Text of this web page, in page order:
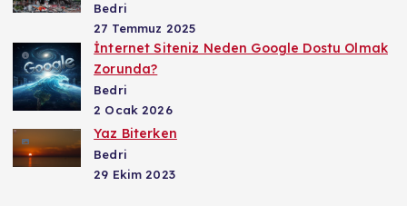
Bedri
27 Temmuz 2025
İnternet Siteniz Neden Google Dostu Olmak
Zorunda?
Bedri
2 Ocak 2026
Yaz Biterken
Bedri
29 Ekim 2023